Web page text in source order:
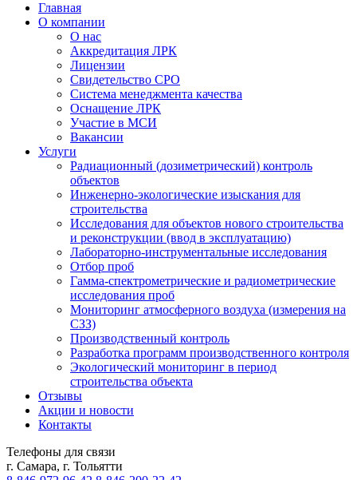
Главная
О компании
О нас
Аккредитация ЛРК
Лицензии
Свидетельство СРО
Система менеджмента качества
Оснащение ЛРК
Участие в МСИ
Вакансии
Услуги
Радиационный (дозиметрический) контроль
объектов
Инженерно-экологические изыскания для
строительства
Исследования для объектов нового строительства
и реконструкции (ввод в эксплуатацию)
Лабораторно-инструментальные исследования
Отбор проб
Гамма-спектрометрические и радиометрические
исследования проб
Мониторинг атмосферного воздуха (измерения на
СЗЗ)
Производственный контроль
Разработка программ производственного контроля
Экологический мониторинг в период
строительства объекта
Отзывы
Акции и новости
Контакты
Телефоны для связи
г. Самара, г. Тольятти